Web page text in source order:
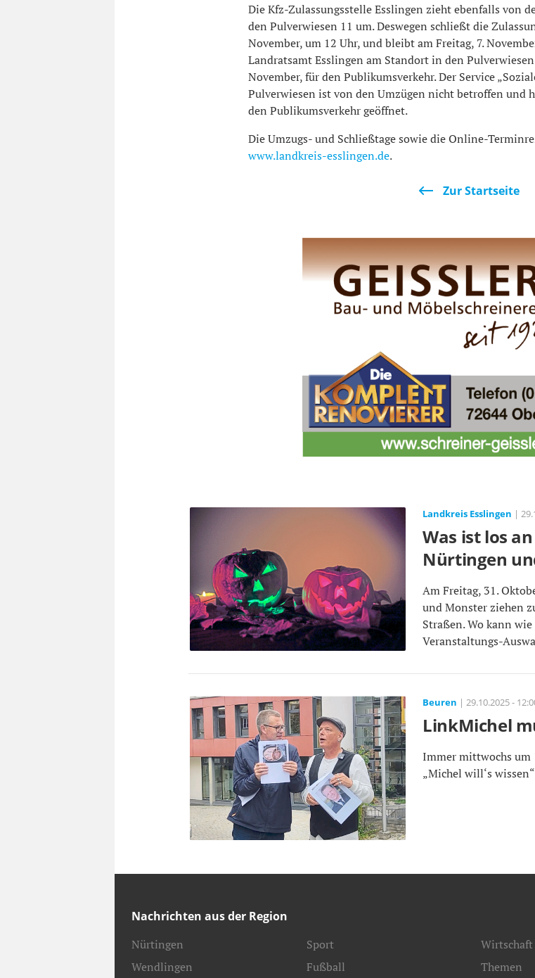
Die Kfz-Zulassungsstelle Esslingen zieht ebenfalls von
den Pulverwiesen 11 um. Deswegen schließt die
November, um 12 Uhr, und bleibt am Freitag, 7.
Landratsamt Esslingen am Standort in den
November, für den Publikumsverkehr. Der Service
Pulverwiesen ist von den Umzügen nicht betroffen und
den Publikumsverkehr geöffnet.
Die Umzugs- und Schließtage sowie die Online-
www.landkreis-esslingen.de.
Zur Startseite
Landkreis Esslingen |
Was ist los
Nürtingen
Am Freitag, 31.
und Monster ziehen
Straßen. Wo kann
Veranstaltungs-
Beuren | 29.10.2025 -
LinkMichel
Immer mittwochs um
„Michel will‘s
Nachrichten aus der Region
Nürtingen
Wendlingen
Sport
Fußball
Wirtschaft
Themen